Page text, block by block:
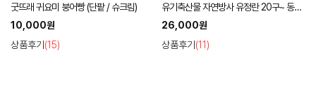
굿뜨래 귀요미 붕어빵 (단팥 / 슈크림)
10,000원
상품후기 (15)
유기축산물 자연방사 유정란 20구~ 동물
복지
26,000원
상품후기 (11)